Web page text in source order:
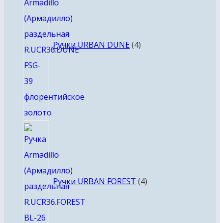
Ручки URBAN DUNE 4
Ручки URBAN FOREST 4